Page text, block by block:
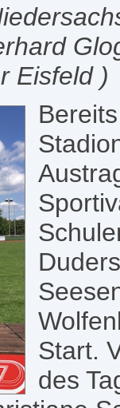
Eisfeld )
Start.
des